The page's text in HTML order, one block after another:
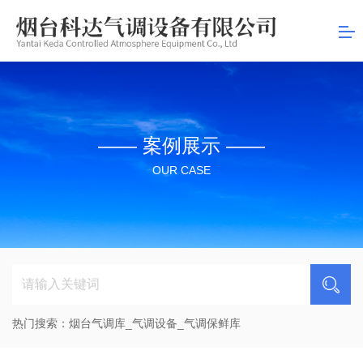
—— 案例展示 ——
OUR CASE
热门搜索： 烟台气调库_气调设备_气调保鲜库